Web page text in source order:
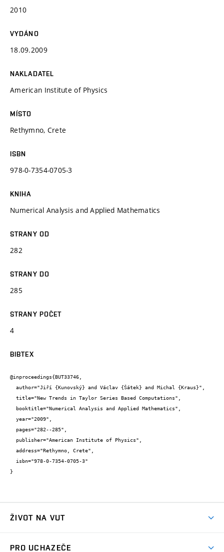
2010
VYDÁNO
18.09.2009
NAKLADATEL
American Institute of Physics
MÍSTO
Rethymno, Crete
ISBN
978-0-7354-0705-3
KNIHA
Numerical Analysis and Applied Mathematics
STRANY OD
282
STRANY DO
285
STRANY POČET
4
BIBTEX
@inproceedings{BUT33746,
}
ŽIVOT NA VUT
PRO UCHAZEČE